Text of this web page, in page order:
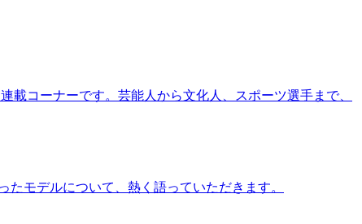
コーナーです。芸能人から文化人、スポーツ選手まで、
モデルについて、熱く語っていただきます。